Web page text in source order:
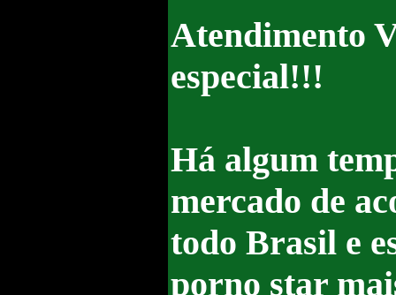
Atendimento
especial!!!
Há algum
mercado de
todo Brasil e
porno star